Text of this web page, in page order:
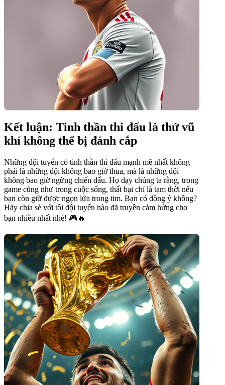
Kết luận: Tinh thần thi đấu là thứ vũ
khí không thể bị đánh cắp
Những đội tuyển có tinh thần thi đấu mạnh mẽ nhất không
phải là những đội không bao giờ thua, mà là những đội
không bao giờ ngừng chiến đấu. Họ dạy chúng ta rằng, trong
game cũng như trong cuộc sống, thất bại chỉ là tạm thời nếu
bạn còn giữ được ngọn lửa trong tim. Bạn có đồng ý không?
Hãy chia sẻ với tôi đội tuyển nào đã truyền cảm hứng cho
bạn nhiều nhất nhé! 🎮🔥